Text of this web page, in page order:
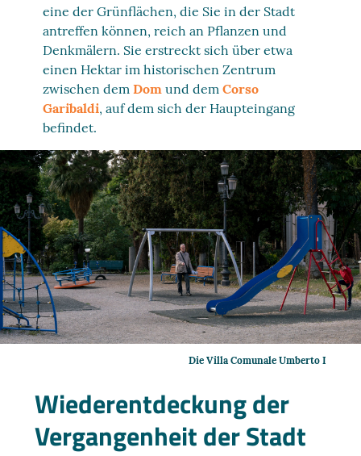
eine der Grünflächen, die Sie in der Stadt
antreffen können, reich an Pflanzen und
Denkmälern. Sie erstreckt sich über etwa
einen Hektar im historischen Zentrum
zwischen demDomund demCorso
Garibaldi, auf dem sich der Haupteingang
befindet.
Die Villa Comunale Umberto I
Wiederentdeckung der
Vergangenheit der Stadt